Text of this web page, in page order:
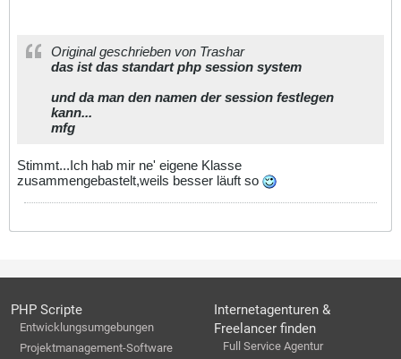
Original geschrieben von Trashar
das ist das standart php session system
und da man den namen der session festlegen
kann...
mfg
Stimmt...Ich hab mir ne' eigene Klasse
zusammengebastelt,weils besser läuft so
PHP Scripte
Entwicklungsumgebungen
Projektmanagement-Software
Internetagenturen &
Freelancer finden
Full Service Agentur